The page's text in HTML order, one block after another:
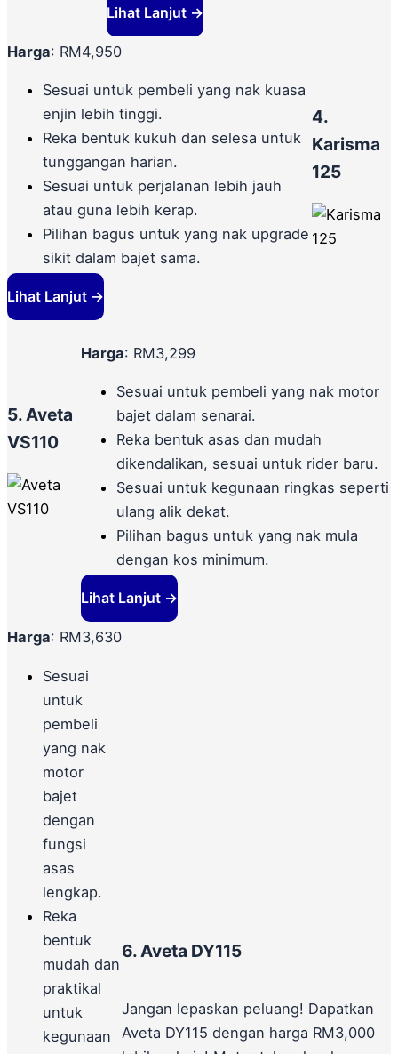
Lihat Lanjut →
Harga: RM4,950
Sesuai untuk pembeli yang nak kuasa
enjin lebih tinggi.
Reka bentuk kukuh dan selesa untuk
tunggangan harian.
Sesuai untuk perjalanan lebih jauh
atau guna lebih kerap.
Pilihan bagus untuk yang nak upgrade
sikit dalam bajet sama.
Lihat Lanjut →
4.
Karisma
125
5. Aveta
VS110
Harga: RM3,299
Sesuai untuk pembeli yang nak motor
bajet dalam senarai.
Reka bentuk asas dan mudah
dikendalikan, sesuai untuk rider baru.
Sesuai untuk kegunaan ringkas seperti
ulang alik dekat.
Pilihan bagus untuk yang nak mula
dengan kos minimum.
Lihat Lanjut →
Harga: RM3,630
Sesuai
untuk
pembeli
yang nak
motor
bajet
dengan
fungsi
asas
lengkap.
Reka
bentuk
mudah dan
praktikal
untuk
kegunaan
6. Aveta DY115
Jangan lepaskan peluang! Dapatkan
Aveta DY115 dengan harga RM3,000